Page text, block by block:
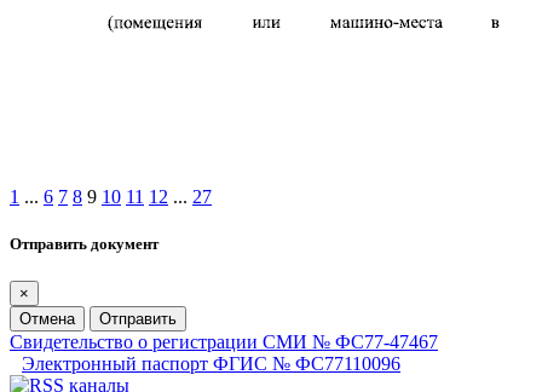
1 ... 6 7 8 9 10 11 12 ... 27
Отправить документ
×
Отмена
Отправить
Свидетельство о регистрации СМИ № ФС77-47467
Электронный паспорт ФГИС № ФС77110096